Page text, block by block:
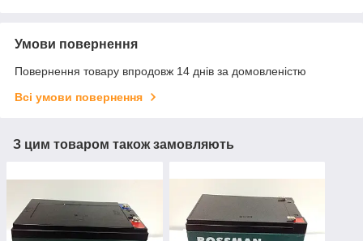
Умови повернення
Повернення товару впродовж 14 днів за домовленістю
Всі умови повернення
З цим товаром також замовляють